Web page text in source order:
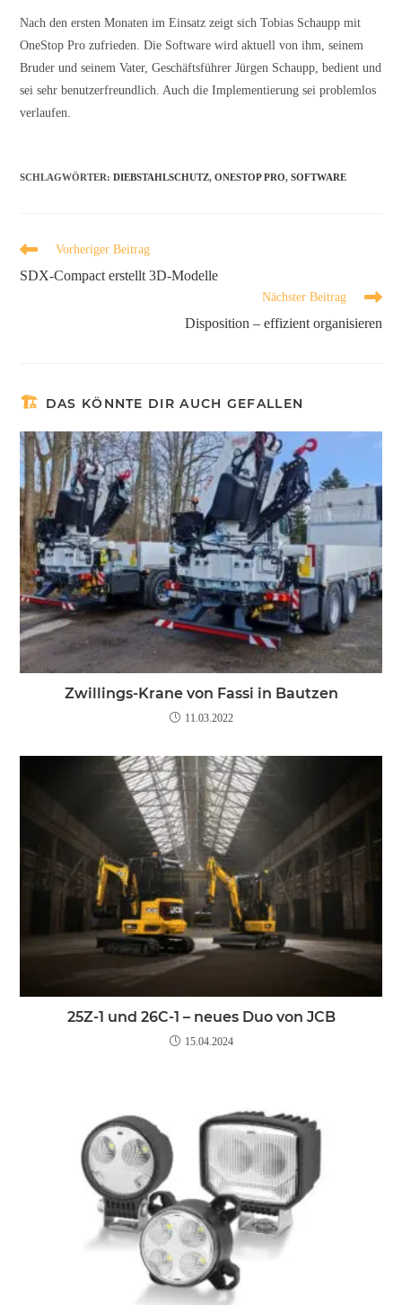
Nach den ersten Monaten im Einsatz zeigt sich Tobias Schaupp mit
OneStop Pro zufrieden. Die Software wird aktuell von ihm, seinem
Bruder und seinem Vater, Geschäftsführer Jürgen Schaupp, bedient und
sei sehr benutzerfreundlich. Auch die Implementierung sei problemlos
verlaufen.
SCHLAGWÖRTER:DIEBSTAHLSCHUTZ, ONESTOP PRO, SOFTWARE
Vorheriger Beitrag
SDX-Compact erstellt 3D-Modelle
Nächster Beitrag
Disposition – effizient organisieren
DAS KÖNNTE DIR AUCH GEFALLEN
Zwillings-Krane von Fassi in Bautzen
11.03.2022
25Z-1 und 26C-1 – neues Duo von JCB
15.04.2024